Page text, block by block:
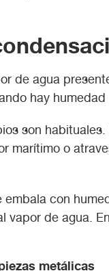
de agua
hay
son
marítimo o
con
vapor de agua.
metálicas